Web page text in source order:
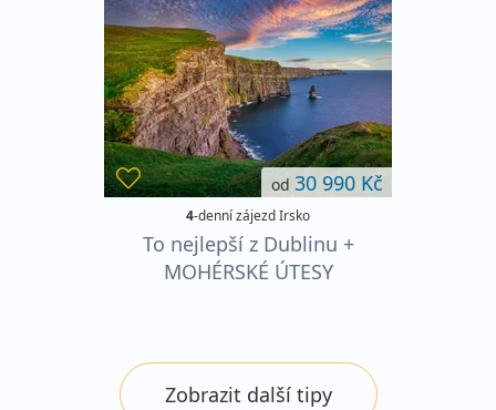
od 30 990 Kč
4-denní zájezd Irsko
To nejlepší z Dublinu +
MOHÉRSKÉ ÚTESY
Zobrazit další tipy